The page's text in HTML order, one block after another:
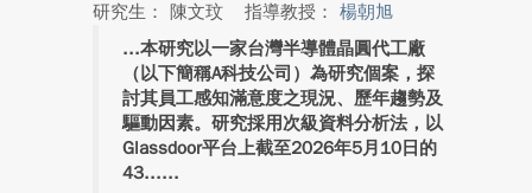
研究生： 陳文玟
指導教授： 楊朝旭
本研究以一家台灣半導體晶圓代工廠
（以下簡稱A科技公司）為研究個案，探
討其員工感知滿意度之現況、歷年趨勢及
驅動因素。研究採用次級資料分析法，以
Glassdoor平台上截至2026年5月10日的
43...